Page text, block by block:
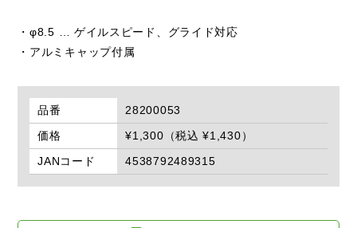
・φ8.5 … ゲイルスピード、グライド対応
・アルミキャップ付属
品番
28200053
価格
¥1,300（税込 ¥1,430）
JANコード
4538792489315